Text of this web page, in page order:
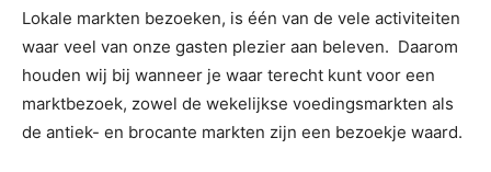
Lokale markten bezoeken, is één van de vele activiteiten
waar veel van onze gasten plezier aan beleven. Daarom
houden wij bij wanneer je waar terecht kunt voor een
marktbezoek, zowel de wekelijkse voedingsmarkten als
de antiek- en brocante markten zijn een bezoekje waard.